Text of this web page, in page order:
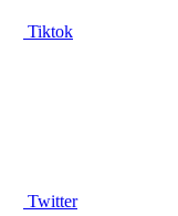
Tiktok
Twitter